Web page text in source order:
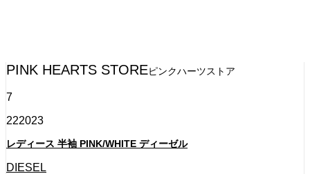
PINK HEARTS STOREピンクハーツストア
7
222023
レディース 半袖 PINK/WHITE ディーゼル
DIESEL